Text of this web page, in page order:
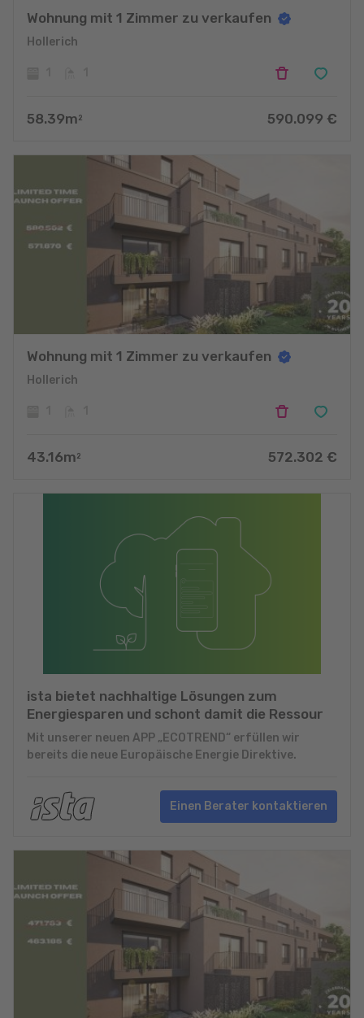
Wohnung mit 1 Zimmer zu verkaufen
Hollerich
58.39m 2 590.099 €
Wohnung mit 1 Zimmer zu verkaufen
Hollerich
43.16m 2 572.302 €
ista bietet nachhaltige Lösungen zum
Energiesparen und schont damit die Ressour
Mit unserer neuen APP „ECOTREND“ erfüllen wir
bereits die neue Europäische Energie Direktive.
Einen Berater kontaktieren